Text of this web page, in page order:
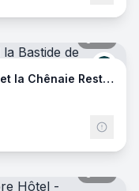
Logis Hôtel la Bastide de Grignan et la Chênaie Restaurant